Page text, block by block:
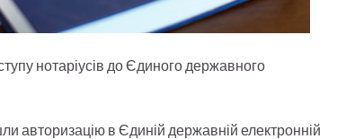
нотаріусів до Єдиного державного
авторизацію в Єдиній державній електронній